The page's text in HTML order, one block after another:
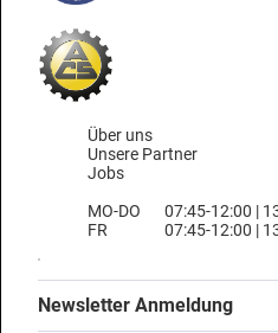
Über uns
Unsere Partner
Jobs
MO-DO
FR
07:45-12:00 |
07:45-12:00 |
Newsletter Anmeldung